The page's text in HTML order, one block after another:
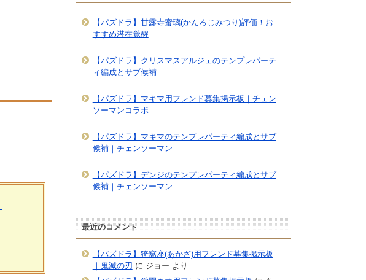
【パズドラ】甘露寺蜜璃(かんろじみつり)評価！お
すすめ潜在覚醒
【パズドラ】クリスマスアルジェのテンプレパーテ
ィ編成とサブ候補
【パズドラ】マキマ用フレンド募集掲示板｜チェン
ソーマンコラボ
【パズドラ】マキマのテンプレパーティ編成とサブ
候補｜チェンソーマン
【パズドラ】デンジのテンプレパーティ編成とサブ
候補｜チェンソーマン
最近のコメント
【パズドラ】猗窩座(あかざ)用フレンド募集掲示板
｜鬼滅の刃 に ジョー より